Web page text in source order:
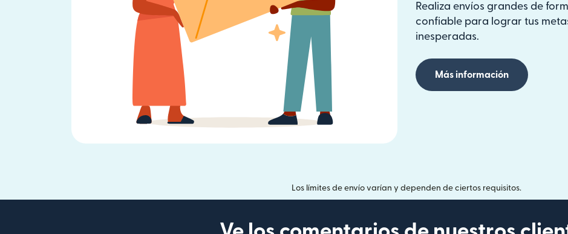
Realiza envíos grandes de
confiable para lograr tus
inesperadas.
Más información
Los límites de envío varían y dependen de ciertos requisitos.